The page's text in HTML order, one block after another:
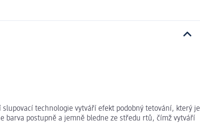
technologie vytváří efekt podobný tetování, který je
barva postupně a jemně bledne ze středu rtů, čímž vytváří